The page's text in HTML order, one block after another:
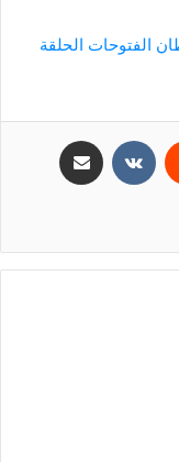
الفتوحات الحلقة